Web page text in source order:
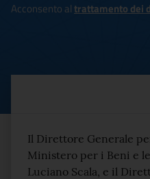
Acconsento altrattamento dei
FIRMATO
Testo del
Il Direttore Generale
Ministero per i Beni e
Luciano Scala, e il